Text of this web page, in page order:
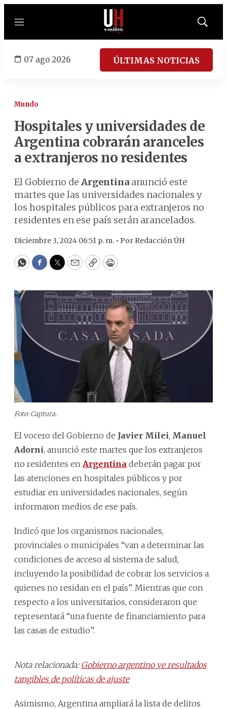
Menú
Mostrar
07 ago 2026 ÚLTIMAS NOTICIAS
Mundo
Hospitales y universidades de
Argentina cobrarán aranceles
a extranjeros no residentes
El Gobierno de Argentina anunció este
martes que las universidades nacionales y
los hospitales públicos para extranjeros no
residentes en ese país serán arancelados.
Diciembre 3, 2024 06:51 p. m. • Por Redacción ÚH
WhatsApp
Facebook
Twitter
EmailCopyPrint
Foto: Captura.
El vocero del Gobierno de Javier Milei, Manuel
Adorni, anunció este martes que los extranjeros
no residentes en Argentina deberán pagar por
las atenciones en hospitales públicos y por
estudiar en universidades nacionales, según
informaron medios de ese país.
Indicó que los organismos nacionales,
provinciales o municipales “van a determinar las
condiciones de acceso al sistema de salud,
incluyendo la posibilidad de cobrar los servicios a
quienes no residan en el país”. Mientras que con
respecto a los universitarios, consideraron que
representará “una fuente de financiamiento para
las casas de estudio”.
Nota relacionada: Gobierno argentino ve resultados
tangibles de políticas de ajuste
Asimismo, Argentina ampliará la lista de delitos